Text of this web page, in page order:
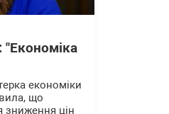
економіки
що
зниження цін